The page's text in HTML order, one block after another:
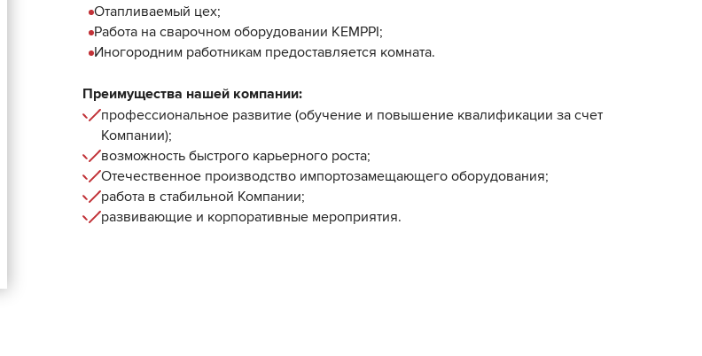
Отапливаемый цех;
Работа на сварочном оборудовании KEMPPI;
Иногородним работникам предоставляется комната.
Преимущества нашей компании:
профессиональное развитие (обучение и повышение квалификации за счет
Компании);
возможность быстрого карьерного роста;
Отечественное производство импортозамещающего оборудования;
работа в стабильной Компании;
развивающие и корпоративные мероприятия.